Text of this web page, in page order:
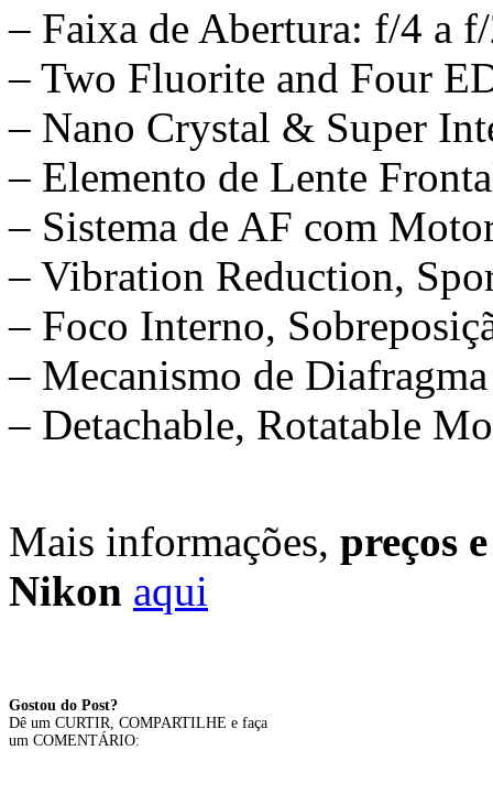
– Faixa de Abertura: f/4 a
– Two Fluorite and Four
– Nano Crystal & Super
– Elemento de Lente
– Sistema de AF com
– Vibration Reduction,
– Foco Interno,
– Mecanismo de
– Detachable, Rotatable
Mais informações, preços
Nikon aqui
Gostou do Post?
Dê um CURTIR, COMPARTILHE e faça
um COMENTÁRIO: